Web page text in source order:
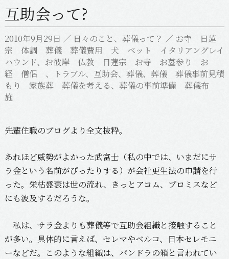
互助会って?
2010年9月29日 ／ 日々のこと 、 葬儀って？ ／ お寺 日蓮
宗 体調 葬儀 葬儀費用 犬 ベット イタリアングレイ
ハウンド、 お彼岸 仏教 日蓮宗 お寺 お墓参り お
経 僧侶 、 トラブル、 互助会、 葬儀、 葬儀 葬儀事前見積
もり 家族葬 葬儀を考える、 葬儀の事前準備 葬儀布
施
先輩住職のブログより全文抜粋。
あれほど威勢がよかった武富士（私の中では、いまだにサ
ラ金という名前がぴったりする）が会社更生法の申請を行
った。栄枯盛衰は世の流れ、きっとアコム、プロミスなど
にも波及するだろうな。
私は、サラ金よりも葬儀等で互助会組織と接触すること
が多い。具体的に言えば、セレマやベルコ、日本セレモニ
ーなどだ。このような組織は、パンドラの箱と言われてい